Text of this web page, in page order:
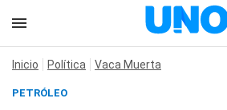
Inicio Política Vaca Muerta
PETRÓLEO